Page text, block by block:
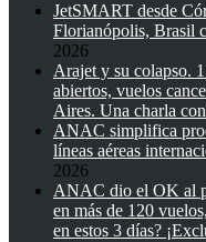
JetSMART desde
Florianópolis, Brasil
2026
Arajet y su colapso.
abiertos, vuelos
Aires. Una charla
ANAC simplifica
líneas aéreas
2026
ANAC dio el OK al
en más de 120
en estos 3 días?